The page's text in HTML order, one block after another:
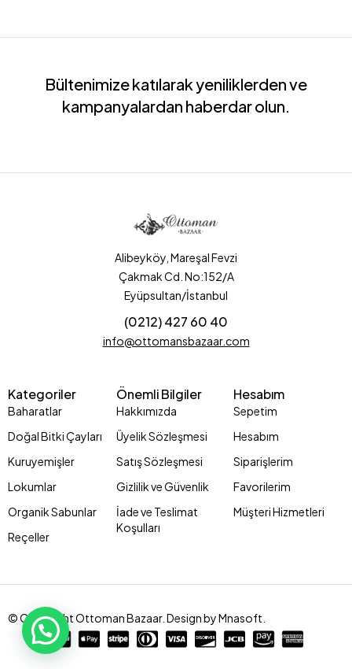
Alibeyköy, Mareşal Fevzi
Çakmak Cd. No:152/A
Eyüpsultan/İstanbul
(0212) 427 60 40
info@ottomansbazaar.com
Kategoriler
Baharatlar
Doğal Bitki Çayları
Kuruyemişler
Lokumlar
Organik Sabunlar
Reçeller
Önemli Bilgiler
Hakkımızda
Üyelik Sözleşmesi
Satış Sözleşmesi
Gizlilik ve Güvenlik
İade ve Teslimat
Koşulları
Hesabım
Sepetim
Hesabım
Siparişlerim
Favorilerim
Müşteri Hizmetleri
Bültenimize katılarak yeniliklerden ve
kampanyalardan haberdar olun.
© Copyright Ottoman Bazaar. Design by Mnasoft.